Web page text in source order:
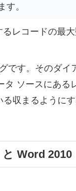
す。
レコードの最
です。 そのダイ
ソースにある
収まるように
Word 2010